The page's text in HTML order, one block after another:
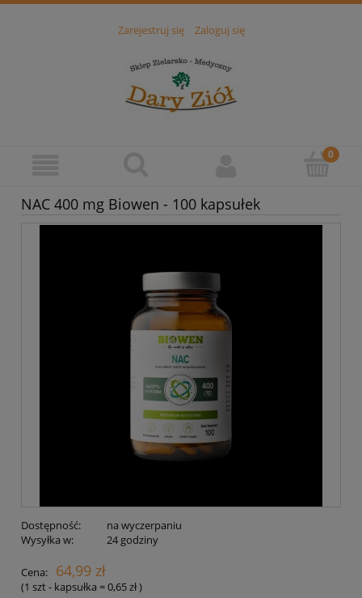
Zarejestruj się Zaloguj się
NAC 400 mg Biowen - 100 kapsułek
Dostępność:
na wyczerpaniu
Wysyłka w:
24 godziny
Cena: 64,99 zł
(1 szt - kapsułka =0,65 zł)